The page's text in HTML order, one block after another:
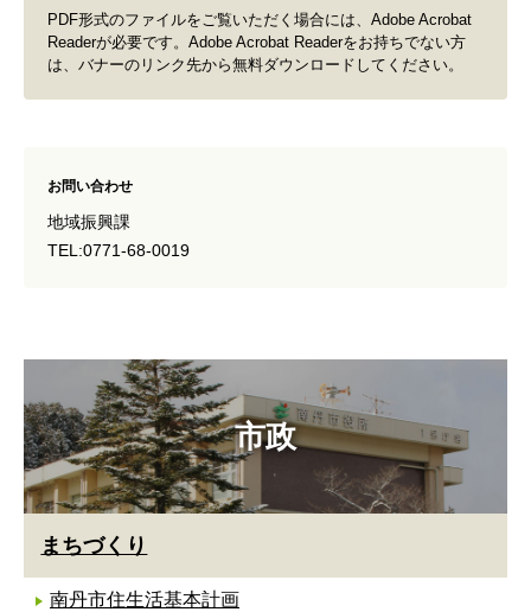
市政
まちづくり
南丹市住生活基本計画
PDF形式のファイルをご覧いただく場合には、Adobe Acrobat
Readerが必要です。Adobe Acrobat Readerをお持ちでない方
は、バナーのリンク先から無料ダウンロードしてください。
お問い合わせ
地域振興課
TEL:0771-68-0019